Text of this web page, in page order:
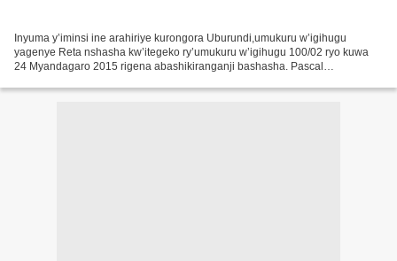
Inyuma y’iminsi ine arahiriye kurongora Uburundi,umukuru w’igihugu
yagenye Reta nshasha kw’itegeko ry’umukuru w’igihugu 100/02 ryo kuwa
24 Myandagaro 2015 rigena abashikiranganji bashasha. Pascal